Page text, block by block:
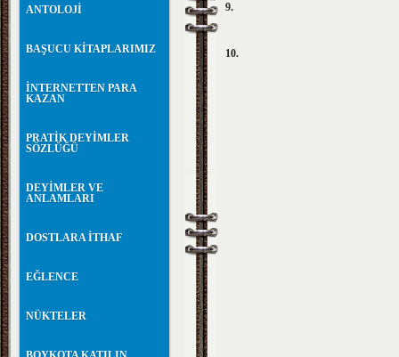
ANTOLOJİ
BAŞUCU KİTAPLARIMIZ
İNTERNETTEN PARA
KAZAN
PRATİK DEYİMLER
SÖZLÜĞÜ
DEYİMLER VE
ANLAMLARI
DOSTLARA İTHAF
EĞLENCE
NÜKTELER
9.
10.